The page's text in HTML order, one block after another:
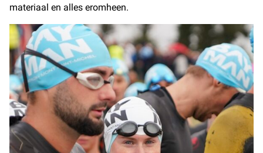
materiaal en alles eromheen.